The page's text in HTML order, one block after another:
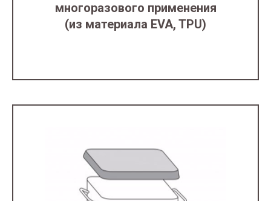
многоразового применения
(из материала EVA, TPU)